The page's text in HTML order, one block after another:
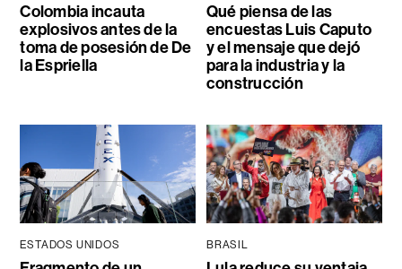
Colombia incauta
explosivos antes de la
toma de posesión de De
la Espriella
Qué piensa de las
encuestas Luis Caputo
y el mensaje que dejó
para la industria y la
construcción
ESTADOS UNIDOS BRASIL